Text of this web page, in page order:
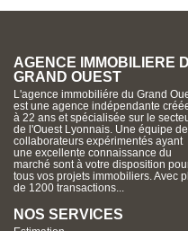
AGENCE IMMOBILIERE
GRAND OUEST
L'agence immobiliére du Grand
est une agence indépendante
à 22 ans et spécialisée sur le
de l'Ouest Lyonnais. Une équipe
collaborateurs expérimentés ayant
une excellente connaissance du
marché sont à votre disposition
tous vos projets immobiliers. Avec
de 1200 transactions...
NOS SERVICES